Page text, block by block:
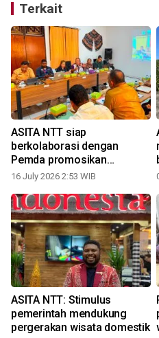
Terkait
ASITA NTT siap
berkolaborasi dengan
Pemda promosikan
pariwisata daerah
16 July 2026 2:53 WIB
ASITA NTT: Stimulus
pemerintah mendukung
pergerakan wisata domestik